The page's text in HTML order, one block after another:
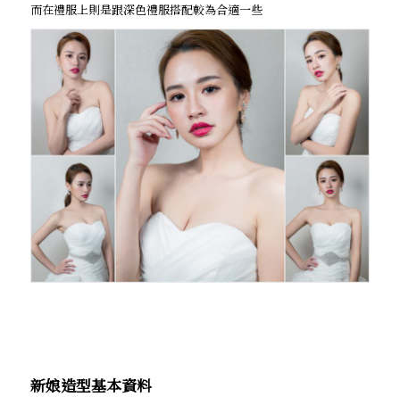
而在禮服上則是跟深色禮服搭配較為合適一些
新娘造型基本資料